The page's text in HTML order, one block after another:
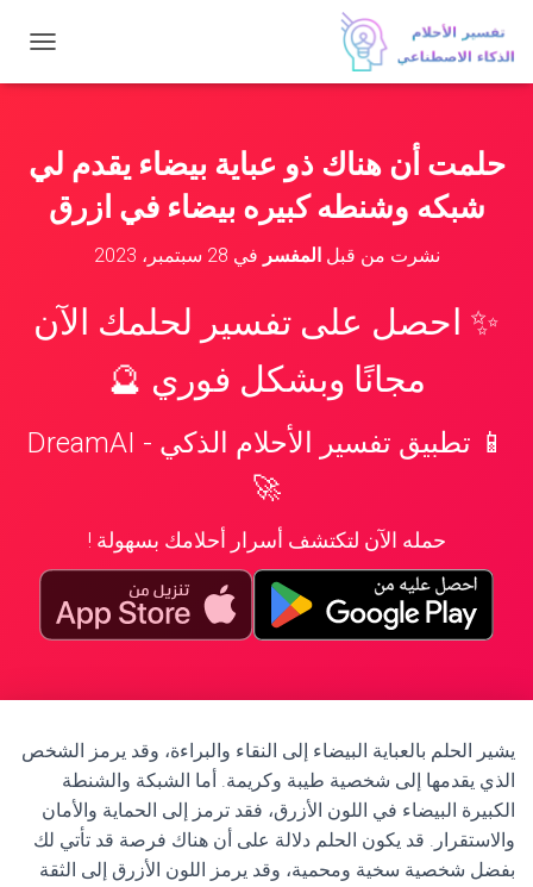
ب
ا
حلمت أن هناك ذو عباية بيضاء يقدم لي
شبكه وشنطه كبيره بيضاء في ازرق
نشرت من قبلالمفسر في 28 سبتمبر، 2023
✨ احصل على تفسير لحلمك الآن
مجانًا وبشكل فوري 🔮
📱 تطبيق تفسير الأحلام الذكي - DreamAI
🚀
حمله الآن لتكتشف أسرار أحلامك بسهولة !
يشير الحلم بالعباية البيضاء إلى النقاء والبراءة، وقد يرمز الشخص
الذي يقدمها إلى شخصية طيبة وكريمة. أما الشبكة والشنطة
الكبيرة البيضاء في اللون الأزرق، فقد ترمز إلى الحماية والأمان
والاستقرار. قد يكون الحلم دلالة على أن هناك فرصة قد تأتي لك
بفضل شخصية سخية ومحمية، وقد يرمز اللون الأزرق إلى الثقة